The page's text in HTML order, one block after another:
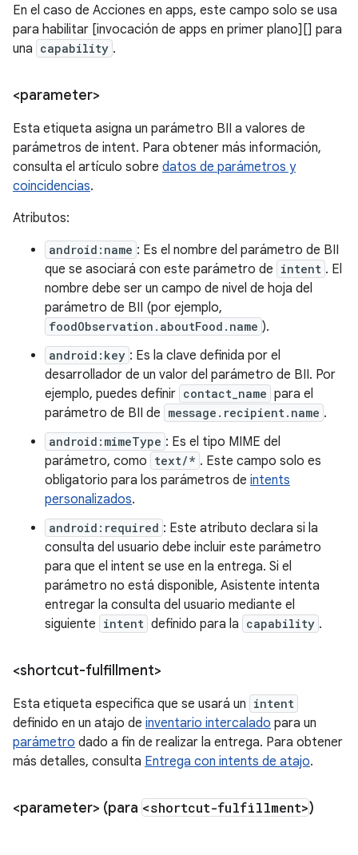
En el caso de Acciones en apps, este campo solo se usa
para habilitar [invocación de apps en primer plano][] para
una capability .
<parameter>
Esta etiqueta asigna un parámetro BII a valores de
parámetros de intent. Para obtener más información,
consulta el artículo sobre datos de parámetros y
coincidencias.
Atributos:
android:name : Es el nombre del parámetro de BII
que se asociará con este parámetro de intent . El
nombre debe ser un campo de nivel de hoja del
parámetro de BII (por ejemplo,
foodObservation.aboutFood.name ).
android:key : Es la clave definida por el
desarrollador de un valor del parámetro de BII. Por
ejemplo, puedes definir contact_name para el
parámetro de BII de message.recipient.name .
android:mimeType : Es el tipo MIME del
parámetro, como text/* . Este campo solo es
obligatorio para los parámetros de intents
personalizados.
android:required : Este atributo declara si la
consulta del usuario debe incluir este parámetro
para que el intent se use en la entrega. Si el
parámetro no está disponible, Asistente intenta
entregar la consulta del usuario mediante el
siguiente intent definido para la capability .
<shortcut-fulfillment>
Esta etiqueta especifica que se usará un intent
definido en un atajo de inventario intercalado para un
parámetro dado a fin de realizar la entrega. Para obtener
más detalles, consulta Entrega con intents de atajo.
<parameter> (para <shortcut-fulfillment>)